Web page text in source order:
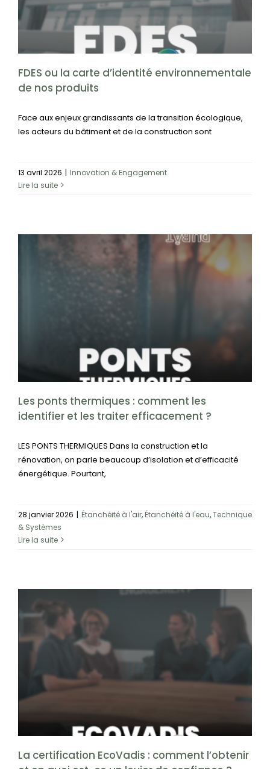
Innovation & Engagement
FDES ou la carte d’identité environnementale
de nos produits
Face aux enjeux grandissants de la transition écologique,
les acteurs du bâtiment et de la construction sont
13 avril 2026 | Innovation & Engagement
Lire la suite
Les ponts thermiques : comment les identifier et
les traiter efficacement ?
Les ponts thermiques : comment les
identifier et les traiter efficacement ?
LES PONTS THERMIQUES Dans la construction et la
rénovation, on parle beaucoup d’isolation et d’efficacité
énergétique. Pourtant,
28 janvier 2026 | Étanchéité à l'air,Étanchéité à l'eau,Technique
& Systèmes
Lire la suite
La certification EcoVadis : comment l’obtenir et en
quoi est-ce un levier de confiance ?
La certification EcoVadis : comment l’obtenir